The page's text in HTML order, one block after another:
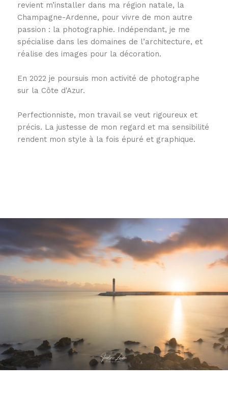
revient m’installer dans ma région natale, la
Champagne-Ardenne, pour vivre de mon autre
passion : la photographie. Indépendant, je me
spécialise dans les domaines de l’architecture, et
réalise des images pour la décoration.
En 2022 je poursuis mon activité de photographe
sur la Côte d'Azur.
Perfectionniste, mon travail se veut rigoureux et
précis. La justesse de mon regard et ma sensibilité
rendent mon style à la fois épuré et graphique.